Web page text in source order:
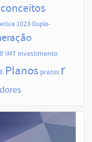
conceitos
1023 Dupla-
IMT investimento
Planos prazos r